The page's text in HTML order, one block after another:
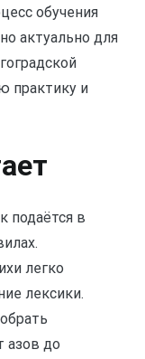
обучения
актуально для
практику и
подаётся в
легко
лексики.
азов до